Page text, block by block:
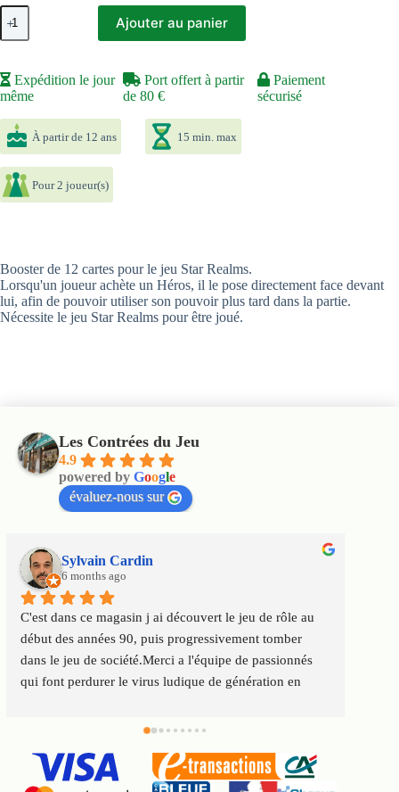
quantité
de
Star
Crisis
Héros
Ajouter au panier
Expédition le jour
même
Port offert à partir
de 80 €
Paiement
sécurisé
À partir de 12 ans 15 min. max
Pour 2 joueur(s)
Booster de 12 cartes pour le jeu Star Realms.
Lorsqu'un joueur achète un Héros, il le pose directement face devant
lui, afin de pouvoir utiliser son pouvoir plus tard dans la partie.
Nécessite le jeu Star Realms pour être joué.
Les Contrées du Jeu
4.9
powered by Google
évaluez-nous sur
Sylvain Cardin
6 months ago
C'est dans ce magasin j ai découvert le jeu de rôle au
début des années 90, puis progressivement tomber
dans le jeu de société.Merci a l'équipe de passionnés
qui font perdurer le virus ludique de génération en